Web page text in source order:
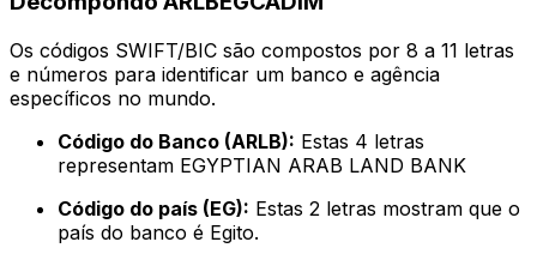
Os códigos SWIFT/BIC são compostos por 8 a 11 letras
e números para identificar um banco e agência
específicos no mundo.
Código do Banco (ARLB): Estas 4 letras
representam EGYPTIAN ARAB LAND BANK
Código do país (EG): Estas 2 letras mostram que o
país do banco é Egito.